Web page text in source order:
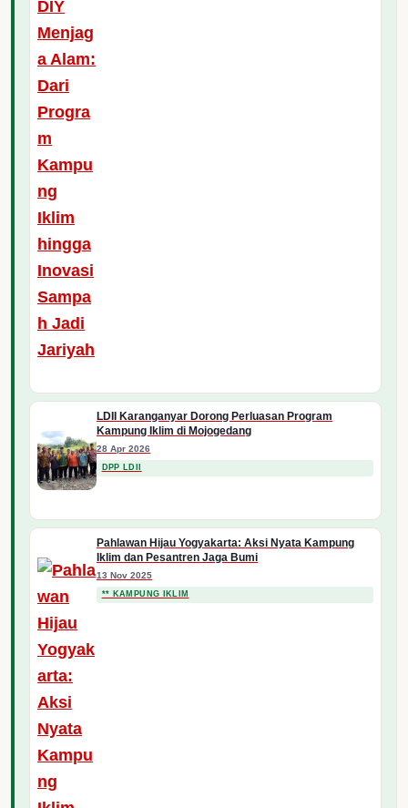
LDII Karanganyar Dorong Perluasan Program
Kampung Iklim di Mojogedang
28 Apr 2026
DPP LDII
Pahlawan Hijau Yogyakarta: Aksi Nyata Kampung
Iklim dan Pesantren Jaga Bumi
13 Nov 2025
** KAMPUNG IKLIM